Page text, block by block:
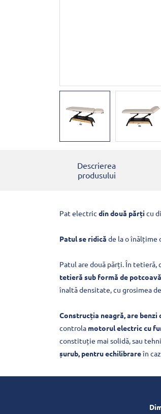
Descrierea
produsului
Pat electric din două părțicu
Patul se ridică de la o înălțime
Patul are două părți. În tetieră,
tetieră sub formă de
înaltă densitate, cu grosimea
Construcția neagră, are benzi
controla motorul electric cu
constituție mai solidă, sau
șurub, pentru echilibrareîn